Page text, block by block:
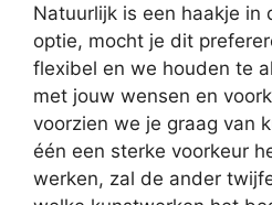
Natuurlijk is een haakje in
optie, mocht je dit
flexibel en we houden te
met jouw wensen en
voorzien we je graag van
één een sterke voorkeur
werken, zal de ander